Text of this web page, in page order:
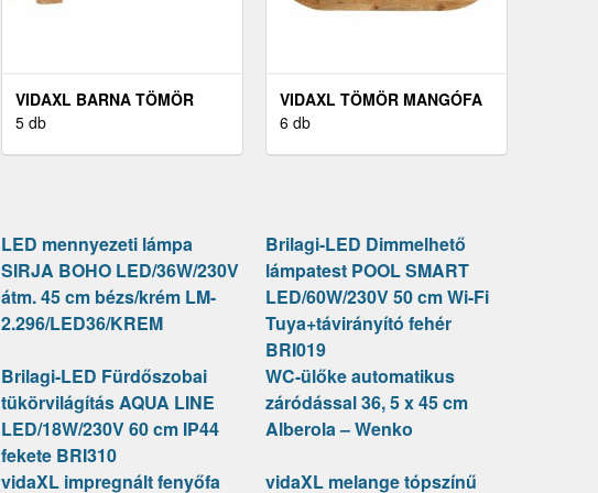
VIDAXL BARNA TÖMÖR
AKÁCFA TV-SZEKRÉNY 110
5 db
VIDAXL TÖMÖR MANGÓFA
OVÁLIS ASZTALLAP 110 X
6 db
LED mennyezeti lámpa
SIRJA BOHO LED/36W/230V
átm. 45 cm bézs/krém LM-
2.296/LED36/KREM
Brilagi-LED Dimmelhető
lámpatest POOL SMART
LED/60W/230V 50 cm Wi-Fi
Tuya+távirányító fehér
BRI019
Brilagi-LED Fürdőszobai
tükörvilágítás AQUA LINE
LED/18W/230V 60 cm IP44
fekete BRI310
WC-ülőke automatikus
záródással 36, 5 x 45 cm
Alberola – Wenko
vidaXL impregnált fenyőfa vidaXL melange tópszínű